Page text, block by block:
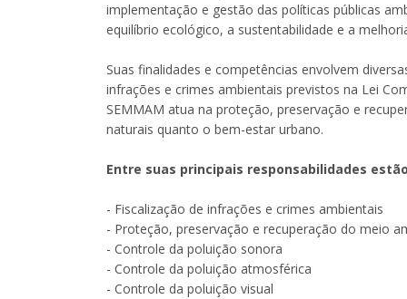
implementação e gestão das políticas públicas
equilíbrio ecológico, a sustentabilidade e a
Suas finalidades e competências envolvem
infrações e crimes ambientais previstos na Lei
SEMMAM atua na proteção, preservação e
naturais quanto o bem-estar urbano.
Entre suas principais responsabilidades
- Fiscalização de infrações e crimes ambientais
- Proteção, preservação e recuperação do meio
- Controle da poluição sonora
- Controle da poluição atmosférica
- Controle da poluição visual